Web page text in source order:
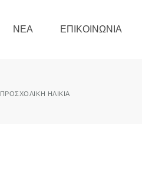
ΝΈΑ ΕΠΙΚΟΙΝΩΝΊΑ
ΠΡΟΣΧΟΛΙΚΉ ΗΛΙΚΊΑ